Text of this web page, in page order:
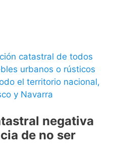
catastral de todos
urbanos o rústicos
el territorio nacional,
y Navarra
negativa
de no ser